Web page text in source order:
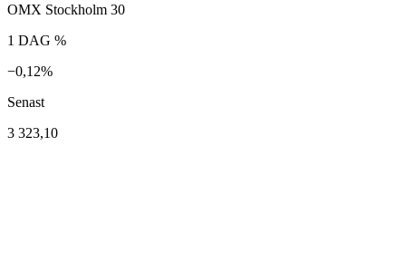
OMX Stockholm 30
1 DAG %
−0,12%
Senast
3 323,10